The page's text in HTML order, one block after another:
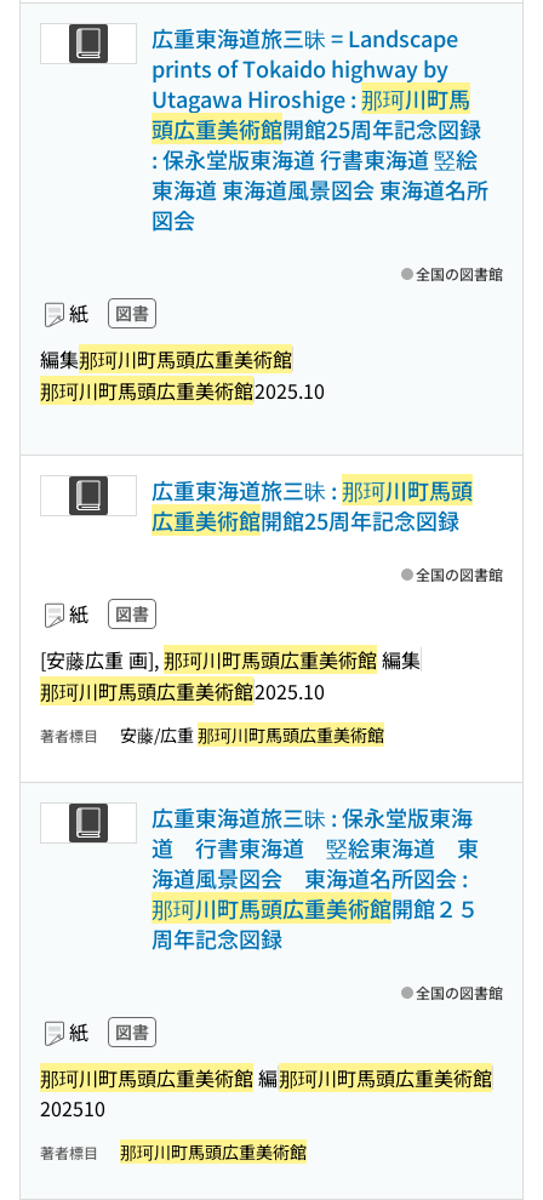
広重東海道旅三昧 = Landscape
prints of Tokaido highway by
Utagawa Hiroshige :那珂川町馬
頭広重美術館開館25周年記念図録
: 保永堂版東海道 行書東海道 竪絵
東海道 東海道風景図会 東海道名所
図会
紙 図書
編集那珂川町馬頭広重美術館
那珂川町馬頭広重美術館2025.10
全国の図書館
広重東海道旅三昧 :那珂川町馬頭
広重美術館開館25周年記念図録
紙 図書
[安藤広重 画],那珂川町馬頭広重美術館編集
那珂川町馬頭広重美術館2025.10
全国の図書館
著者標目 安藤/広重那珂川町馬頭広重美術館
広重東海道旅三昧 : 保永堂版東海
道 行書東海道 竪絵東海道 東
海道風景図会 東海道名所図会 :
那珂川町馬頭広重美術館開館２５
周年記念図録
紙 図書
那珂川町馬頭広重美術館編那珂川町馬頭広重美術館
202510
全国の図書館
著者標目 那珂川町馬頭広重美術館